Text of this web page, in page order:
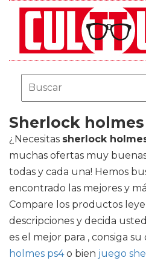
Sherlock
¿Necesitas sherlock
muchas ofertas muy
todas y cada una! Hemos
encontrado las mejores y
Compare los productos
descripciones y decida
es el mejor para , consiga
holmes ps4o bien juego